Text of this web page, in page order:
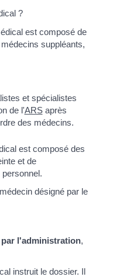
?
est composé de
suppléants,
et spécialistes
de l'ARSaprès
des médecins.
est composé des
et de
désigné par le
par l'administration,
instruit le dossier. Il